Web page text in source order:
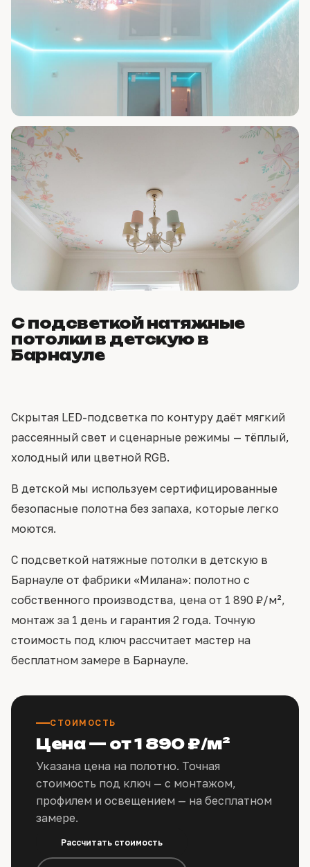
С подсветкой натяжные
потолки в детскую в
Барнауле
Скрытая LED-подсветка по контуру даёт мягкий
рассеянный свет и сценарные режимы — тёплый,
холодный или цветной RGB.
В детской мы используем сертифицированные
безопасные полотна без запаха, которые легко
моются.
С подсветкой натяжные потолки в детскую в
Барнауле от фабрики «Милана»: полотно с
собственного производства, цена от 1 890 ₽/м²,
монтаж за 1 день и гарантия 2 года. Точную
стоимость под ключ рассчитает мастер на
бесплатном замере в Барнауле.
СТОИМОСТЬ
Цена — от 1 890 ₽/м²
Указана цена на полотно. Точная
стоимость под ключ — с монтажом,
профилем и освещением — на бесплатном
замере.
Рассчитать стоимость